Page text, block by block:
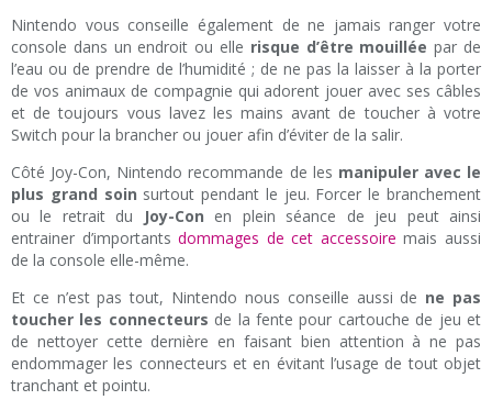
Nintendo vous conseille également de ne jamais ranger votre
console dans un endroit ou elle risque d’être mouillée par de
l’eau ou de prendre de l’humidité ; de ne pas la laisser à la porter
de vos animaux de compagnie qui adorent jouer avec ses câbles
et de toujours vous lavez les mains avant de toucher à votre
Switch pour la brancher ou jouer afin d’éviter de la salir.
Côté Joy-Con, Nintendo recommande de les manipuler avec le
plus grand soin surtout pendant le jeu. Forcer le branchement
ou le retrait du
Joy-Con en plein séance de jeu peut ainsi
entrainer d’importantsdommages de cet accessoire mais aussi
de la console elle-même.
Et ce n’est pas tout, Nintendo nous conseille aussi de ne pas
toucher les connecteurs de la fente pour cartouche de jeu et
de nettoyer cette dernière en faisant bien attention à ne pas
endommager les connecteurs et en évitant l’usage de tout objet
tranchant et pointu.